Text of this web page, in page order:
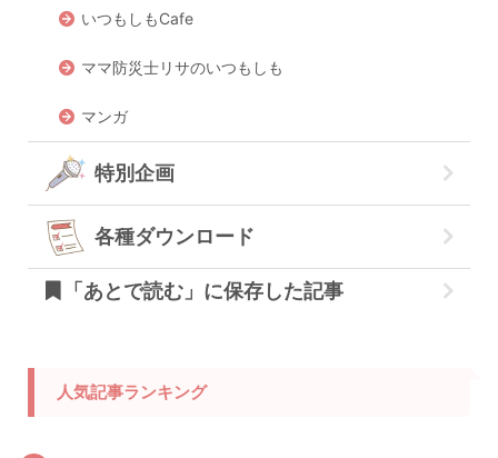
いつもしもCafe
ママ防災士リサのいつもしも
マンガ
特別企画
各種ダウンロード
「あとで読む」に保存した記事
人気記事ランキング